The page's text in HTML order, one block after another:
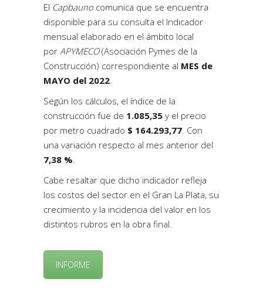
El Capbauno comunica que se encuentra
disponible para su consulta el Indicador
mensual elaborado en el ámbito local
por APYMECO(Asociación Pymes de la
Construcción) correspondiente al MES de
MAYO del 2022
Según los cálculos, el índice de la
construcción fue de 1.085,35 y el precio
por metro cuadrado $ 164.293,77 . Con
una variación respecto al mes anterior del
7,38 %
Cabe resaltar que dicho indicador refleja
los costos del sector en el Gran La Plata, su
crecimiento y la incidencia del valor en los
distintos rubros en la obra final.
INFORME